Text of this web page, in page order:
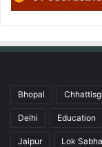
Bhopal
Delhi Education
Jaipur Lok